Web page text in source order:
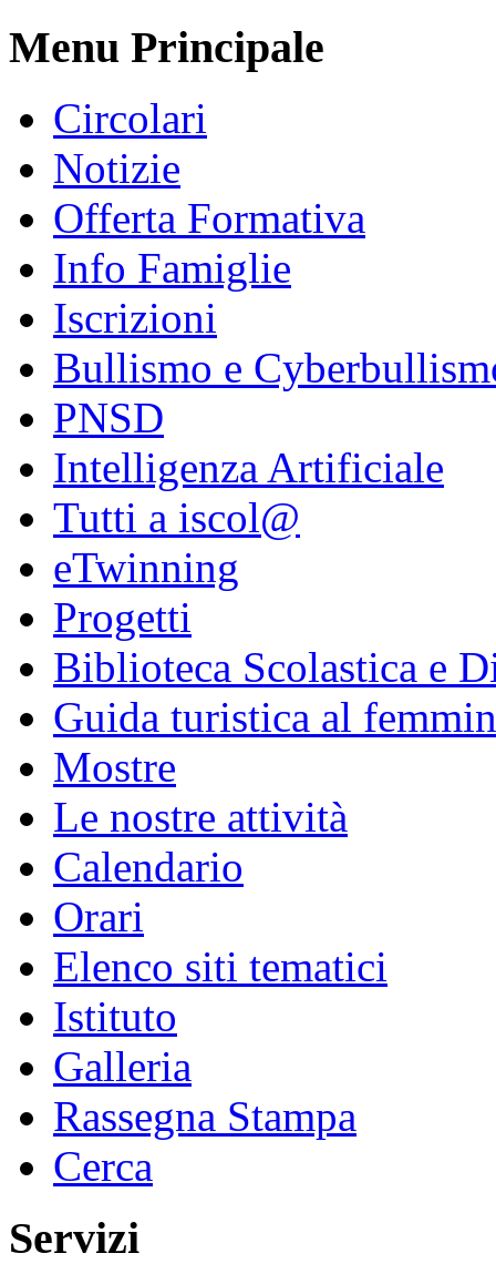
Menu Principale
Circolari
Notizie
Offerta Formativa
Info Famiglie
Iscrizioni
Bullismo e
PNSD
Intelligenza Artificiale
Tutti a iscol@
eTwinning
Progetti
Biblioteca Scolastica e
Guida turistica al
Mostre
Le nostre attività
Calendario
Orari
Elenco siti tematici
Istituto
Galleria
Rassegna Stampa
Cerca
Servizi